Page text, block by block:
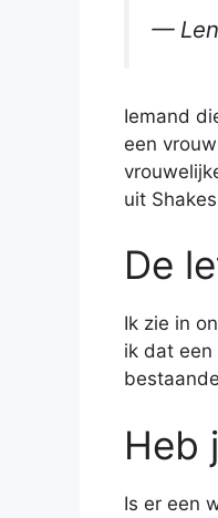
—
Iemand
een
uit
De
Ik zie in
ik dat een
Heb
Is er een